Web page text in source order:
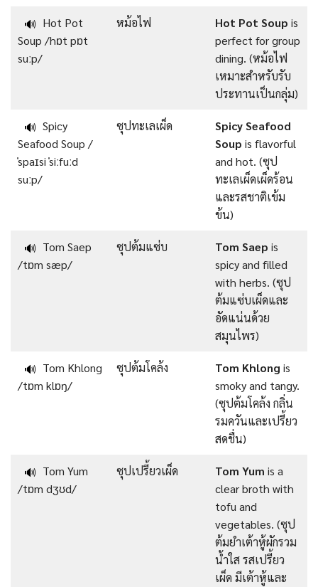
🔊 Hot Pot
Soup /hɒt pɒt
suːp/
หม้อไฟ Hot Pot Soup is
perfect for group
dining. (หม้อไฟ
เหมาะสำหรับรับ
ประทานเป็นกลุ่ม)
🔊 Spicy
Seafood Soup /
ˈspaɪsi ˈsiːfuːd
suːp/
ซุปทะเลเผ็ด
Spicy Seafood
Soup is flavorful
and hot. (ซุป
ทะเลเผ็ดเผ็ดร้อน
และรสชาติเข้ม
ข้น)
🔊 Tom Saep
/tɒm sæp/
ซุปต้มแซ่บ Tom Saep is
spicy and filled
with herbs. (ซุป
ต้มแซ่บเผ็ดและ
อัดแน่นด้วย
สมุนไพร)
🔊 Tom Khlong
/tɒm klɒŋ/
ซุปต้มโคล้ง Tom Khlong is
smoky and tangy.
(ซุปต้มโคล้ง กลิ่น
รมควันและเปรี้ยว
สดชื่น)
🔊 Tom Yum
/tɒm dʒʊd/
ซุปเปรี้ยวเผ็ด Tom Yum is a
clear broth with
tofu and
vegetables. (ซุป
ต้มยำเต้าหู้ผักรวม
น้ำใส รสเปรี้ยว
เผ็ด มีเต้าหู้และ